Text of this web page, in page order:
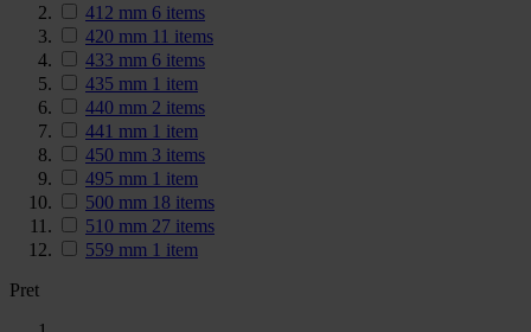
412 mm 6 items
420 mm 11 items
433 mm 6 items
435 mm 1 item
440 mm 2 items
441 mm 1 item
450 mm 3 items
495 mm 1 item
500 mm 18 items
510 mm 27 items
559 mm 1 item
Pret